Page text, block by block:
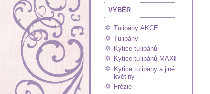
VÝBĚR
Tulipány AKCE
Tulipány
Kytice tulipánů
Kytice tulipánů MAXI
Kytice tulipány a jiné
květiny
Frézie